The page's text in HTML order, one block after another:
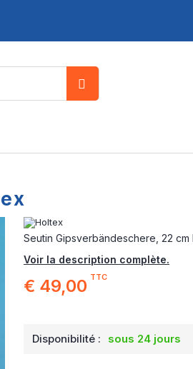
Seutin Gipsverbändeschere, 22 cm
Voir la description complète.
€ 49,00 TTC
Disponibilité : sous 24 jours